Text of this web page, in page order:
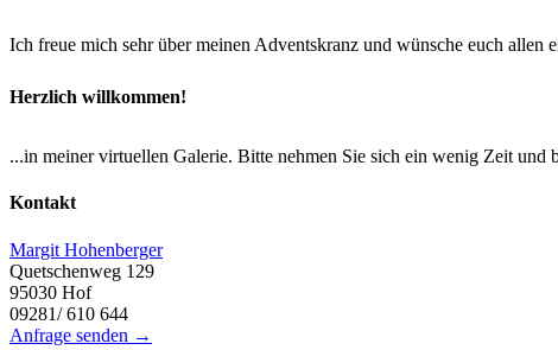
Ich freue mich sehr über meinen Adventskranz und wünsche euch allen
Herzlich willkommen!
...in meiner virtuellen Galerie. Bitte nehmen Sie sich ein wenig Zeit und
Kontakt
Margit Hohenberger
Quetschenweg 129
95030 Hof
09281/ 610 644
Anfrage senden →